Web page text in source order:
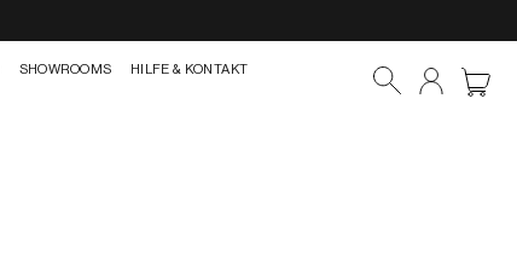
SHOWROOMS
HILFE & KONTAKT